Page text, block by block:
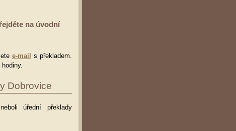
na úvodní
e-mail
s překladem.
Dobrovice
úřední překlady